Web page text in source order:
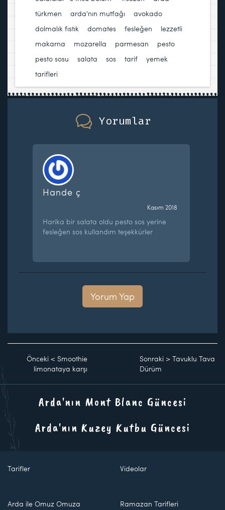
türkmen
arda'nın mutfağı avokado
dolmalık fıstık
domates fesleğen lezzetli
makarna
mozarella parmesan pesto
pesto sosu
salata sos tarif
yemek
tarifleri
Yorumlar
Hande ç
Kasım 2018
Harika bir salata oldu pesto sos yerine
fesleğen sos kullandım teşekkürler
Yorum Yap
Önceki < Smoothie
limonataya karşı
Sonraki >Tavuklu Tava
Dürüm
Arda'nın Mont Blanc Güncesi
Arda'nın Kuzey Kutbu Güncesi
Tarifler Videolar
Arda ile Omuz Omuza Ramazan Tarifleri